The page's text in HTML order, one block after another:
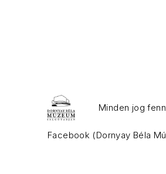
Minden jog
Facebook (Dornyay Béla